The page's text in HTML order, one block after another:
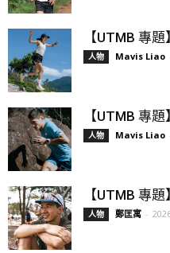
【UTMB 專
人物 Mavis Liao
【UTMB 專
人物 Mavis Liao
【UTMB 專
人物 鄭匡寓 -